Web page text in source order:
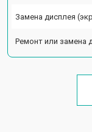
Замена дисплея
Ремонт или замена